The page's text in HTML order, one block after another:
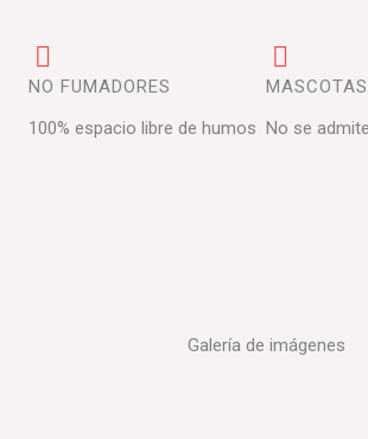
NO FUMADORES
100% espacio libre de humos
MASCOTAS
No se
Galería de imágenes